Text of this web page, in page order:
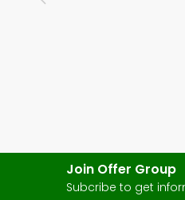
Join Offer Group
Subcribe to get